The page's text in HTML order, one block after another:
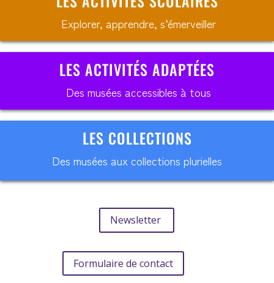
Explorer, apprendre, s’émerveiller
LES ACTIVITÉS ADAPTÉES
Des musées accessibles à tous
LES COLLECTIONS
Des musées aux collections plurielles
Newsletter
Formulaire de contact